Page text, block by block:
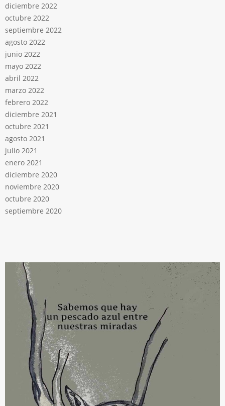
diciembre 2022
octubre 2022
septiembre 2022
agosto 2022
junio 2022
mayo 2022
abril 2022
marzo 2022
febrero 2022
diciembre 2021
octubre 2021
agosto 2021
julio 2021
enero 2021
diciembre 2020
noviembre 2020
octubre 2020
septiembre 2020